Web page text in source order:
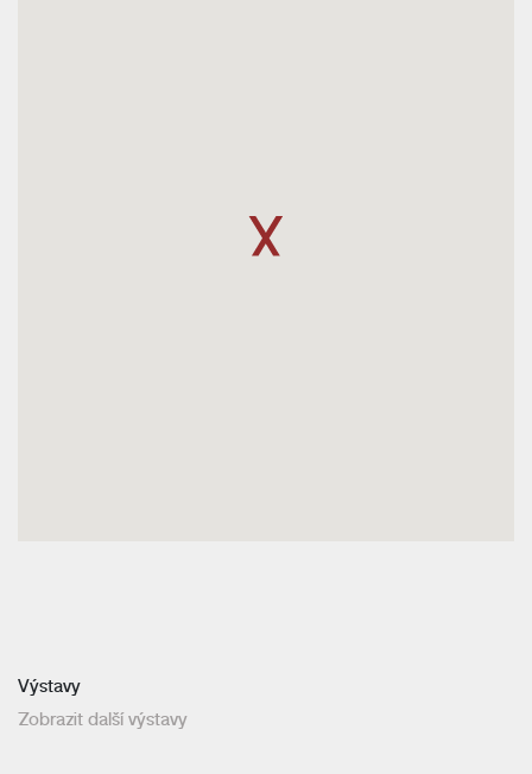
Výstavy
Zobrazit další výstavy